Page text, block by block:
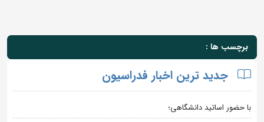
برچسب ها :
جدید ترین اخبار فدراسیون
با حضور اساتید دانشگاهی؛